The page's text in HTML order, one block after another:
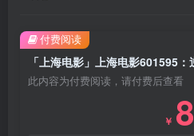
此内容为付费阅读，请付费后查看
￥ 8
付费阅读